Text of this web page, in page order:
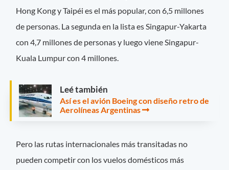
Hong Kong y Taipéi es el más popular, con 6,5 millones
de personas. La segunda en la lista es Singapur-Yakarta
con 4,7 millones de personas y luego viene Singapur-
Kuala Lumpur con 4 millones.
Leé también
Así es el avión Boeing con diseño retro de
Aerolíneas Argentinas
Pero las rutas internacionales más transitadas no
pueden competir con los vuelos domésticos más